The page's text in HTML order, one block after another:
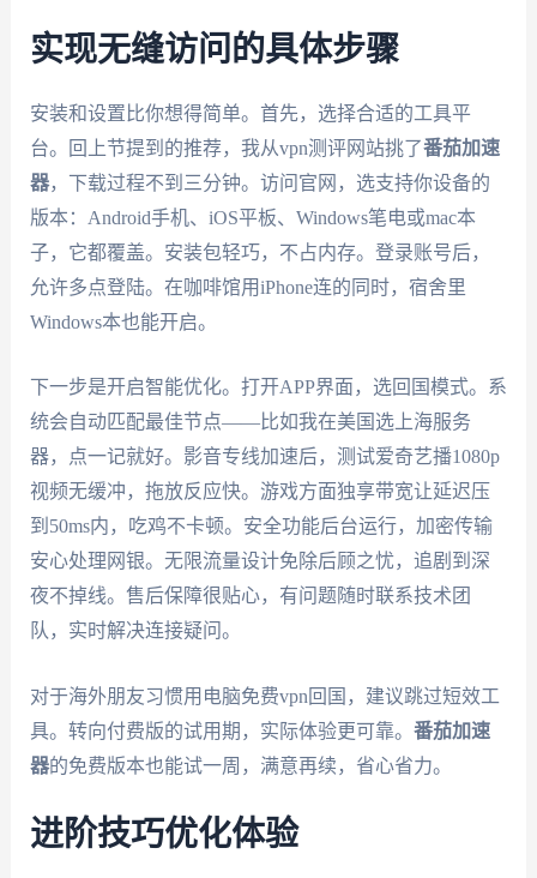
实现无缝访问的具体步骤
安装和设置比你想得简单。首先，选择合适的工具平
台。回上节提到的推荐，我从vpn测评网站挑了番茄加速
器，下载过程不到三分钟。访问官网，选支持你设备的
版本：Android手机、iOS平板、Windows笔电或mac本
子，它都覆盖。安装包轻巧，不占内存。登录账号后，
允许多点登陆。在咖啡馆用iPhone连的同时，宿舍里
Windows本也能开启。
下一步是开启智能优化。打开APP界面，选回国模式。系
统会自动匹配最佳节点——比如我在美国选上海服务
器，点一记就好。影音专线加速后，测试爱奇艺播1080p
视频无缓冲，拖放反应快。游戏方面独享带宽让延迟压
到50ms内，吃鸡不卡顿。安全功能后台运行，加密传输
安心处理网银。无限流量设计免除后顾之忧，追剧到深
夜不掉线。售后保障很贴心，有问题随时联系技术团
队，实时解决连接疑问。
对于海外朋友习惯用电脑免费vpn回国，建议跳过短效工
具。转向付费版的试用期，实际体验更可靠。 番茄加速
器的免费版本也能试一周，满意再续，省心省力。
进阶技巧优化体验